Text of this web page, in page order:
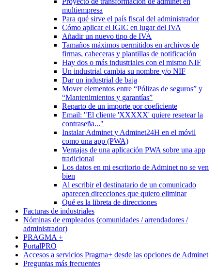
multiempresa
Para qué sirve el país fiscal del administrador
Cómo aplicar el IGIC en lugar del IVA
Añadir un nuevo tipo de IVA
Tamaños máximos permitidos en archivos de
firmas, cabeceras y plantillas de notificación
Hay dos o más industriales con el mismo NIF
Un industrial cambia su nombre y/o NIF
Dar un industrial de baja
Mover elementos entre “Pólizas de seguros” y
“Mantenimientos y garantías”
Reparto de un importe por coeficiente
Email: "El cliente 'XXXXX' quiere resetear la
contraseña..."
Instalar Adminet y Adminet24H en el móvil
como una app (PWA)
Ventajas de una aplicación PWA sobre una app
tradicional
Los datos en mi escritorio de Adminet no se ven
bien
Al escribir el destinatario de un comunicado
aparecen direcciones que quiero eliminar
Qué es la libreta de direcciones
Facturas de industriales
Nóminas de empleados (comunidades / arrendadores /
administrador)
PRAGMA +
PortalPRO
Accesos a servicios Pragma+ desde las opciones de Adminet
Preguntas más frecuentes